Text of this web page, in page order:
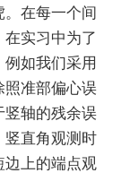
。在每一个间
实习中为了
如我们采用
照准部偏心误
竖轴的残余误
竖直角观测时
边上的端点观